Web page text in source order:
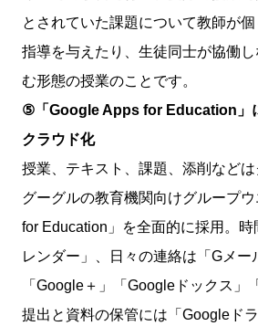
とされていた課題について教師が
指導を与えたり、生徒同士が協働
む形態の授業のことです。
⑤「Google Apps for Education」
クラウド化
授業、テキスト、課題、添削などは
グーグルの教育機関向けグループ
for Education」を全面的に採用。時
レンダー」、日々の連絡は「Gメー
「Google＋」「Googleドックス」
提出と資料の保管には「Googleド